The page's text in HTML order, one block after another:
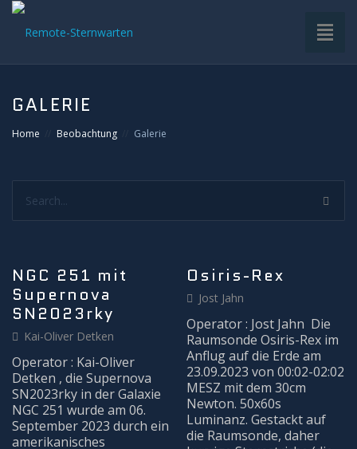
VDS-STERNWARTE
SOFTWARE
BETRIEB
BEOBACHTUNG
Galerie
GALERIE
Home Beobachtung Galerie
NGC 251 mit
Supernova
SN2023rky
Kai-Oliver Detken
Operator : Kai-Oliver
Detken , die Supernova
SN2023rky in der Galaxie
NGC 251 wurde am 06.
September 2023 durch ein
amerikanisches
Osiris-Rex
Jost Jahn
Operator : Jost Jahn Die
Raumsonde Osiris-Rex im
Anflug auf die Erde am
23.09.2023 von 00:02-02:02
MESZ mit dem 30cm
Newton. 50x60s
Luminanz. Gestackt auf
die Raumsonde, daher